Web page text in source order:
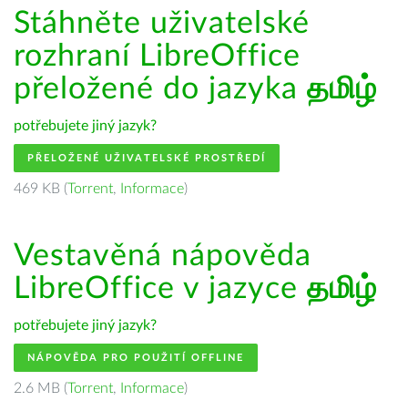
Stáhněte uživatelské
rozhraní LibreOffice
přeložené do jazyka தமிழ்
potřebujete jiný jazyk?
PŘELOŽENÉ UŽIVATELSKÉ PROSTŘEDÍ
469 KB (Torrent, Informace)
Vestavěná nápověda
LibreOffice v jazyce தமிழ்
potřebujete jiný jazyk?
NÁPOVĚDA PRO POUŽITÍ OFFLINE
2.6 MB (Torrent, Informace)